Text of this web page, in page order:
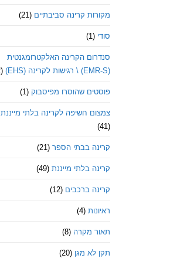
מקורות קרינה סביבתיים (21)
סודי (1)
סנדרום הקרינה האלקטרומגנטית
(EMR-S) \ רגישות לקרינה (EHS)
(62)
פוסטים שהוסרו מפיסבוק (1)
צמצום חשיפה לקרינה בלתי מייננת
(41)
קרינה בבתי הספר (21)
קרינה בלתי מייננת (49)
קרינה ברכבים (12)
ראיונות (4)
תאור מקרה (8)
תקן לא מגן (20)